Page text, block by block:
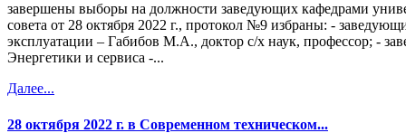
завершены выборы на должности заведующих кафедрами
совета от 28 октября 2022 г., протокол №9 избраны: -
эксплуатации – Габибов М.А., доктор с/х наук, профессор; -
Энергетики и сервиса -...
Далее...
28 октября 2022 г. в Современном техническом...